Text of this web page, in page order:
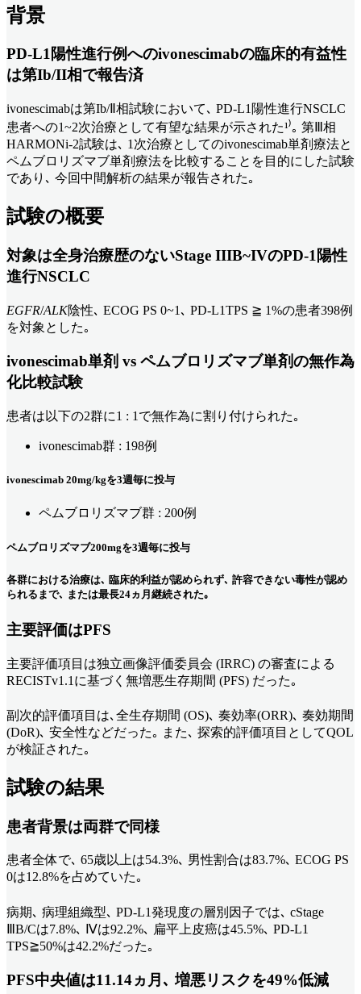
背景
PD-L1陽性進行例へのivonescimabの臨床的有益性
は第Ib/II相で報告済
ivonescimabは第Ib/Ⅱ相試験において､ PD-L1陽性進行NSCLC
患者への1~2次治療として有望な結果が示された¹⁾｡ 第Ⅲ相
HARMONi-2試験は､ 1次治療としてのivonescimab単剤療法と
ペムブロリズマブ単剤療法を比較することを目的にした試験
であり､ 今回中間解析の結果が報告された｡
試験の概要
対象は全身治療歴のないStage IIIB~IVのPD-1陽性
進行NSCLC
EGFR/ALK陰性､ ECOG PS 0~1､ PD-L1TPS ≧ 1%の患者398例
を対象とした｡
ivonescimab単剤 vs ペムブロリズマブ単剤の無作為
化比較試験
患者は以下の2群に1 : 1で無作為に割り付けられた｡
ivonescimab群 : 198例
ivonescimab 20mg/kgを3週毎に投与
ペムブロリズマブ群 : 200例
ペムブロリズマブ200mgを3週毎に投与
各群における治療は､ 臨床的利益が認められず､ 許容できない毒性が認め
られるまで､ または最長24ヵ月継続された｡
主要評価はPFS
主要評価項目は独立画像評価委員会 (IRRC) の審査による
RECISTv1.1に基づく無増悪生存期間 (PFS) だった｡
副次的評価項目は､全生存期間 (OS)､ 奏効率(ORR)､ 奏効期間
(DoR)､ 安全性などだった｡ また､ 探索的評価項目としてQOL
が検証された｡
試験の結果
患者背景は両群で同様
患者全体で､ 65歳以上は54.3%､ 男性割合は83.7%､ ECOG PS
0は12.8%を占めていた｡
病期､ 病理組織型､ PD-L1発現度の層別因子では､ cStage
ⅢB/Cは7.8%､ Ⅳは92.2%､ 扁平上皮癌は45.5%､ PD-L1
TPS≧50%は42.2%だった｡
PFS中央値は11.14ヵ月､ 増悪リスクを49%低減